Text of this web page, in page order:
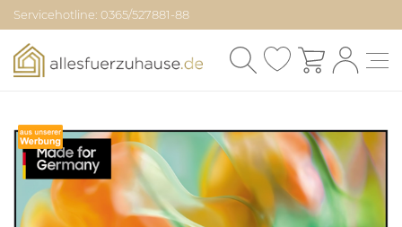
Servicehotline: 0365/527881-88